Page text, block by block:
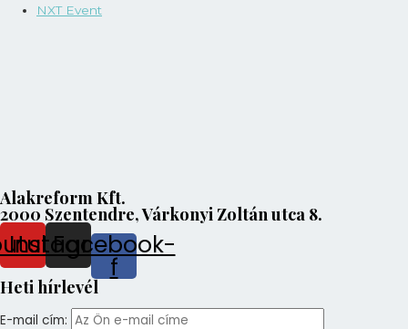
NXT Event
Alakreform Kft.
2000 Szentendre, Várkonyi Zoltán utca 8.
Instagram
Facebook-
f
Heti hírlevél
E-mail cím: